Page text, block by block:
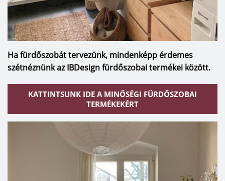
Ha fürdőszobát tervezünk, mindenképp érdemes
szétnéznünk az IBDesign fürdőszobai termékei között.
KATTINTSUNK IDE A MINŐSÉGI FÜRDŐSZOBAI
TERMÉKEKÉRT